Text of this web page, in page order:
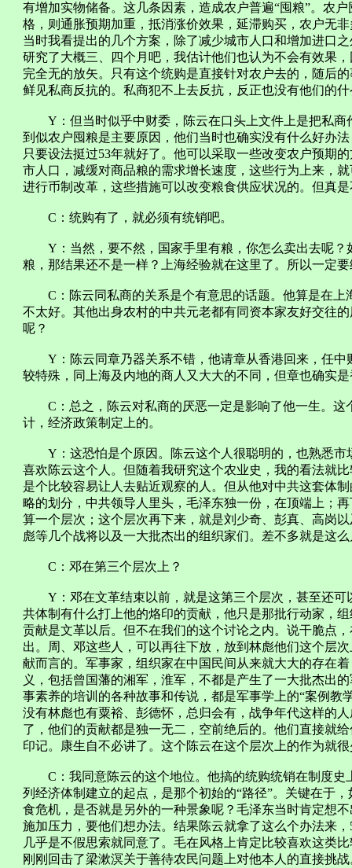
有增加实物储备。这几条因素，造成农户普遍“囤粮”。农
格，则通胀预期加重，抵消涨价效果，延滞购买，农户无
当时我看提出的几个方案，除了减少城市人口和增加进口
研究了大概三、四个月吧，我估计他们也认为不会有效果
完全无的放矢。只有这个统购是直接针对农户去的，随后
鲜见私商反抗的。私商犯不上去反抗，反正也没有他们的
Y：但当时似乎中财委，陈云在口头上文件上是把私商
到似农户囤粮是主要原因，他们当时也确实没有什么好办
只要设法挺过53年就好了。他可以采取一些改变农户预期
市人口，减缓对商品粮的需求增长速度，这些行为上来，
进行币制改革，这些措施可以改变粮食供应状况的。但真
C：统购有了，就必须有统销吧。
Y：当然，要不然，国家手里有粮，你怎么卖出去呢？
粮，那结果还不是一样？上海经验就在这里了。所以一定
C：陈云同私商的关系是个有意思的话题。他算是在上
不太好。其他出身农村的中共元老都有同资本家友好交往
呢？
Y：陈云同章乃器关系不错，他请章从香港回来，任中
较特殊，同上海及内地的商人又大大的不同，但章也确实
C：总之，陈云对私商的厌恶一定是影响了他一生。这
计，经济政策制定上的。
Y：这恐怕是个原因。陈云这个人很聪明的，也熟悉市
喜欢陈云这个人。但随着我研究这个农业史，我的看法就
是个比较容易让人去贴近观察的人。但从他对中共这套体
略的划分，中共领导人里头，毛泽东独一份，在顶端上；
算一个层次；这个层次再下来，就是刘少奇、彭真、高岗
彪等几个战将以及一大批杰出的组织家们。差不多就是这
C：邓在第三个层次上？
Y：邓在文革结束以前，就是这第三个层次，甚至还可
共体制有什么打上他的烙印的贡献，他只是那批行动家，
贡献是文革以后。但不在我们的这个讨论之内。说干脆点
出。周、邓这些人，可以再往下放，放到林彪他们这个层
献而言的。军事家，组织家在中国民间从来就大大的存在
义，包括曾国藩的湘军，淮军，不都是产生了一大批杰出
事素养的培训的各种故事和传说，都是军事学上的“案例教
没有林彪也有粟裕、彭德怀，总归会有，战争年代这样的
了，他们的贡献都是独一无二，空前绝后的。他们直接就
印记。康生自不必讲了。这个陈云在这个层次上的作为就
C：我同意陈云的这个地位。他搞的统购统销在制度史
列经济体制建立的起点，是那个初始的“路径”。关键在于
食危机，是否就是另外的一种景象呢？毛泽东当时肯定想
施加压力，要他们想办法。结果陈云就拿了这么个办法来
几乎是不假思索就同意了。毛在风格上肯定比较喜欢这类
刚刚回击了梁漱溟关于善待农民问题上对他本人的直接挑